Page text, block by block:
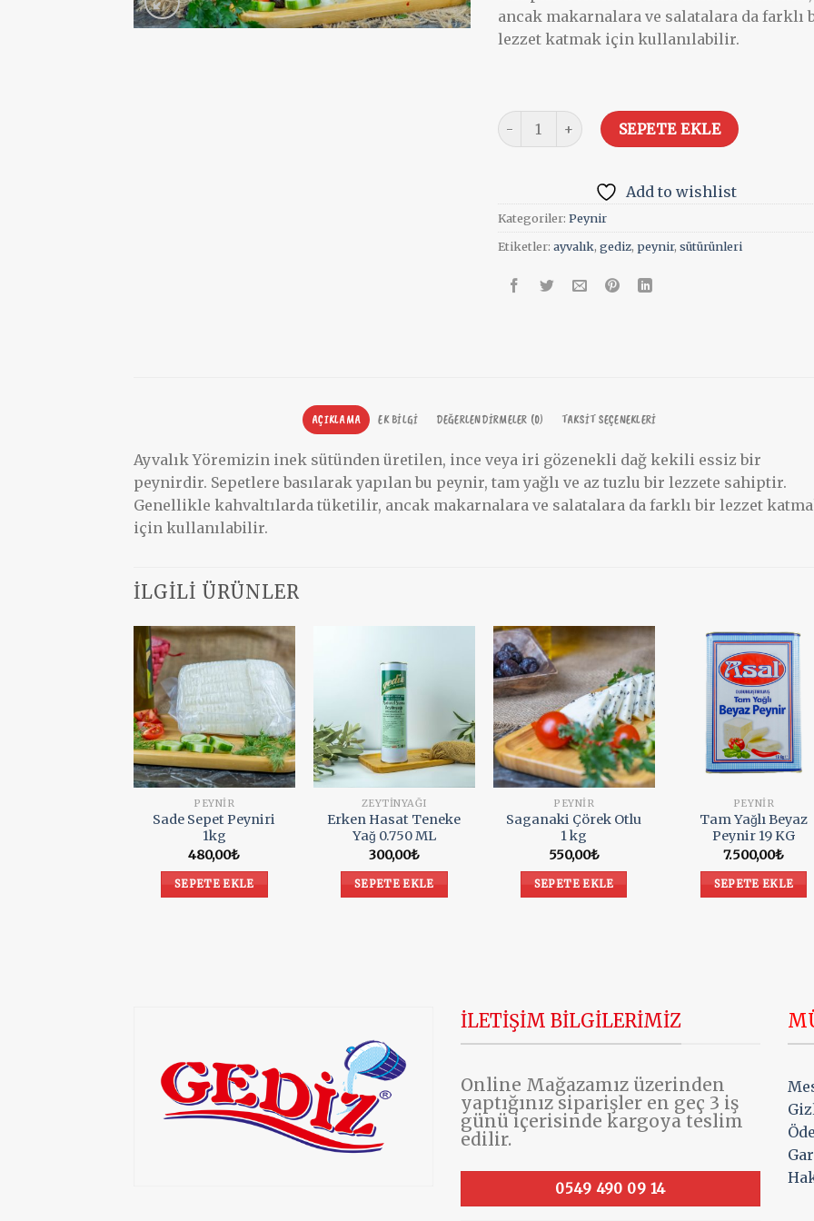
ancak makarnalara ve salatalara da farklı
lezzet katmak için kullanılabilir.
Saganaki- Kekikli 1kg adet
SEPETE EKLE
Add to wishlist
Kategoriler: Peynir
Etiketler: ayvalık, gediz, peynir, sütürünleri
AÇIKLAMA EK BILGI DEĞERLENDIRMELER (0) TAKSIT SEÇENEKLERI
Ayvalık Yöremizin inek sütünden üretilen, ince veya iri gözenekli dağ kekili essiz bir
peynirdir. Sepetlere basılarak yapılan bu peynir, tam yağlı ve az tuzlu bir lezzete sahiptir.
Genellikle kahvaltılarda tüketilir, ancak makarnalara ve salatalara da farklı bir lezzet
için kullanılabilir.
İLGILI ÜRÜNLER
Add to
wishlist
PEYNIR
Sade Sepet Peyniri
1kg
480,00₺
SEPETE EKLE
wishlist
ZEYTINYAĞI
Erken Hasat Teneke
Yağ 0.750 ML
300,00₺
SEPETE EKLE
Add to
wishlist
PEYNIR
Saganaki Çörek Otlu
1 kg
550,00₺
SEPETE EKLE
Add to
wishlist
PEYNIR
Tam Yağlı Beyaz
Peynir 19 KG
7.500,00₺
SEPETE EKLE
ILETIŞIM BILGILERIMIZ
Online Mağazamız üzerinden
yaptığınız siparişler en geç 3 iş
günü içerisinde kargoya teslim
edilir.
0549 490 09 14